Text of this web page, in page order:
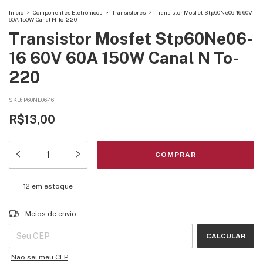
Início > Componentes Eletrônicos > Transistores > Transistor Mosfet Stp60Ne06-16 60V
60A 150W Canal N To-220
Transistor Mosfet Stp60Ne06-
16 60V 60A 150W Canal N To-
220
SKU: P60NE06-16
R$13,00
12 em estoque
Entregas para o CEP:
Meios de envio
CALCULAR
Não sei meu CEP